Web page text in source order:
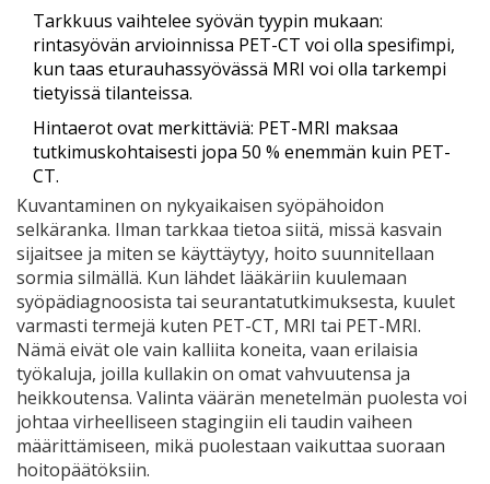
Tarkkuus vaihtelee syövän tyypin mukaan:
rintasyövän arvioinnissa PET-CT voi olla spesifimpi,
kun taas eturauhassyövässä MRI voi olla tarkempi
tietyissä tilanteissa.
Hintaerot ovat merkittäviä: PET-MRI maksaa
tutkimuskohtaisesti jopa 50 % enemmän kuin PET-
CT.
Kuvantaminen on nykyaikaisen syöpähoidon
selkäranka. Ilman tarkkaa tietoa siitä, missä kasvain
sijaitsee ja miten se käyttäytyy, hoito suunnitellaan
sormia silmällä. Kun lähdet lääkäriin kuulemaan
syöpädiagnoosista tai seurantatutkimuksesta, kuulet
varmasti termejä kuten PET-CT, MRI tai PET-MRI.
Nämä eivät ole vain kalliita koneita, vaan erilaisia
työkaluja, joilla kullakin on omat vahvuutensa ja
heikkoutensa. Valinta väärän menetelmän puolesta voi
johtaa virheelliseen stagingiin eli taudin vaiheen
määrittämiseen, mikä puolestaan vaikuttaa suoraan
hoitopäätöksiin.